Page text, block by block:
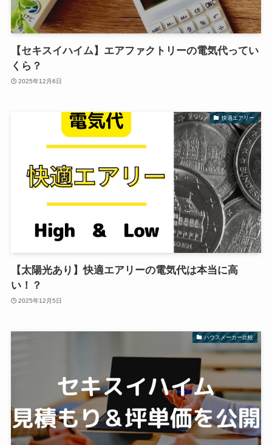
【セキスイハイム】エアファクトリーの電気代ってい
くら？
2025年12月6日
快適エアリー
【太陽光あり】快適エアリーの電気代は本当に高
い！？
2025年12月5日
ハウスメーカー比較